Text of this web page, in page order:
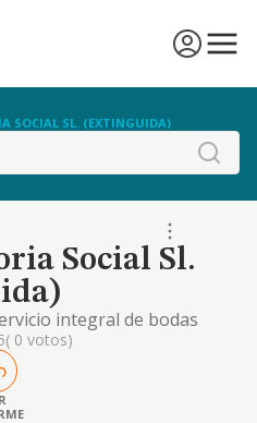
SOCIAL SL. (EXTINGUIDA)
Social Sl.
integral de bodas
otras las siguientes
de celebracion del
hoteles, restaurantes
para la celebracion
( 0 votos)